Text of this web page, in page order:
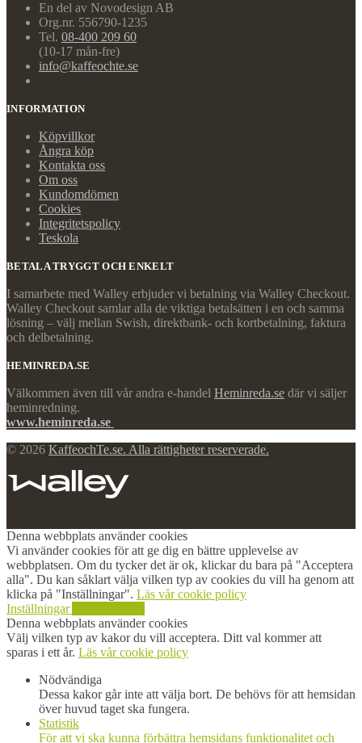
En del av Novodesign AB
Org.nr. 556790-1235
Tel. 08-400 209 60
(10-17 mån-fre)
info@kaffeochte.se
INFORMATION
Köpvillkor
Ångra köp
Kontakta oss
Om oss
Kundomdömen
Cookies
Integritetspolicy
Teskola
BETALA TRYGGT OCH ENKELT
I samarbete med Walley erbjuder vi betalning via Walley Checkout.
Walley Checkout samlar alla de viktiga betalsätten i en och samma
lösning – välj mellan Swish, direktbank- och kortbetalning, faktura
och delbetalning.
HEMINREDA.SE
Välkommen även till vår andra e-handel Heminreda.se där vi säljer
heminredning.
www.heminreda.se
© 2026 KaffeochTe.se. Alla rättigheter reserverade.
Denna webbplats använder cookies
Vi använder cookies för att ge dig en bättre upplevelse av
webbplatsen. Om du tycker det är ok, klickar du bara på "Acceptera
alla". Du kan såklart välja vilken typ av cookies du vill ha genom att
klicka på "Inställningar". Läs vår cookie policy
Inställningar
Denna webbplats använder cookies
Välj vilken typ av kakor du vill acceptera. Ditt val kommer att
sparas i ett år. Läs vår cookie policy
Nödvändiga
Dessa kakor går inte att välja bort. De behövs för att hemsidan
över huvud taget ska fungera.
Statistik
För att vi ska kunna förbättra hemsidans funktionalitet och